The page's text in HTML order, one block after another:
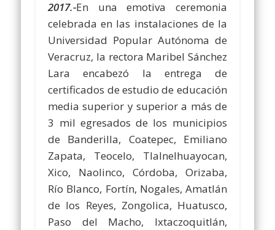
2017.-En una emotiva ceremonia
celebrada en las instalaciones de la
Universidad Popular Autónoma de
Veracruz, la rectora Maribel Sánchez
Lara encabezó la entrega de
certificados de estudio de educación
media superior y superior a más de
3 mil egresados de los municipios
de Banderilla, Coatepec, Emiliano
Zapata, Teocelo, Tlalnelhuayocan,
Xico, Naolinco, Córdoba, Orizaba,
Río Blanco, Fortín, Nogales, Amatlán
de los Reyes, Zongolica, Huatusco,
Paso del Macho, Ixtaczoquitlán,